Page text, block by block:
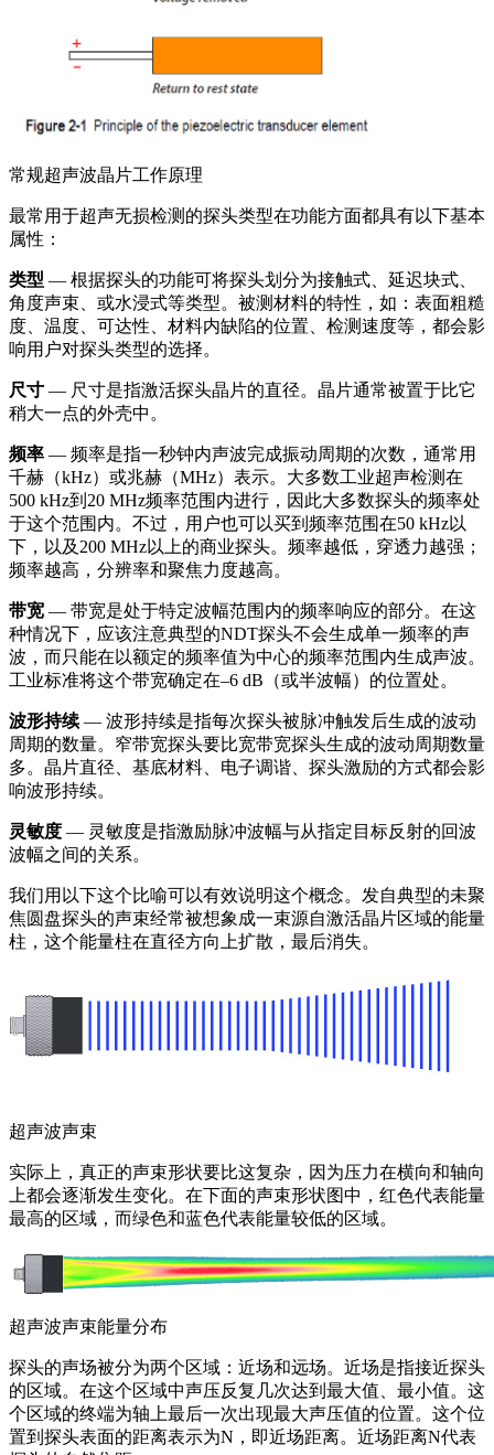
常规超声波晶片工作原理
最常用于超声无损检测的探头类型在功能方面都具有以下基本
属性：
类型 — 根据探头的功能可将探头划分为接触式、延迟块式、
角度声束、或水浸式等类型。被测材料的特性，如：表面粗糙
度、温度、可达性、材料内缺陷的位置、检测速度等，都会影
响用户对探头类型的选择。
尺寸 — 尺寸是指激活探头晶片的直径。晶片通常被置于比它
稍大一点的外壳中。
频率 — 频率是指一秒钟内声波完成振动周期的次数，通常用
千赫（kHz）或兆赫（MHz）表示。大多数工业超声检测在
500 kHz到20 MHz频率范围内进行，因此大多数探头的频率处
于这个范围内。不过，用户也可以买到频率范围在50 kHz以
下，以及200 MHz以上的商业探头。频率越低，穿透力越强；
频率越高，分辨率和聚焦力度越高。
带宽 — 带宽是处于特定波幅范围内的频率响应的部分。在这
种情况下，应该注意典型的NDT探头不会生成单一频率的声
波，而只能在以额定的频率值为中心的频率范围内生成声波。
工业标准将这个带宽确定在–6 dB（或半波幅）的位置处。
波形持续— 波形持续是指每次探头被脉冲触发后生成的波动
周期的数量。窄带宽探头要比宽带宽探头生成的波动周期数量
多。晶片直径、基底材料、电子调谐、探头激励的方式都会影
响波形持续。
灵敏度 — 灵敏度是指激励脉冲波幅与从指定目标反射的回波
波幅之间的关系。
我们用以下这个比喻可以有效说明这个概念。发自典型的未聚
焦圆盘探头的声束经常被想象成一束源自激活晶片区域的能量
柱，这个能量柱在直径方向上扩散，最后消失。
超声波声束
实际上，真正的声束形状要比这复杂，因为压力在横向和轴向
上都会逐渐发生变化。在下面的声束形状图中，红色代表能量
最高的区域，而绿色和蓝色代表能量较低的区域。
超声波声束能量分布
探头的声场被分为两个区域：近场和远场。近场是指接近探头
的区域。在这个区域中声压反复几次达到最大值、最小值。这
个区域的终端为轴上最后一次出现最大声压值的位置。这个位
置到探头表面的距离表示为N，即近场距离。近场距离N代表